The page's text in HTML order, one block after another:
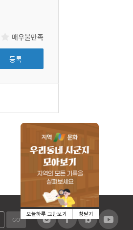
매우불만족
등록
GO
오늘하루 그만보기 창닫기